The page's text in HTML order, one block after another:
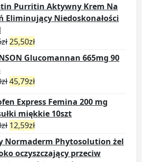
Purritin Aktywny Krem Na
Eliminujący Niedoskonałości
zł25,50zł
Glucomannan 665mg 90
zł45,79zł
Express Femina 200 mg
miękkie 10szt
zł 12,59zł
Normaderm Phytosolution żel
oczyszczający przeciw